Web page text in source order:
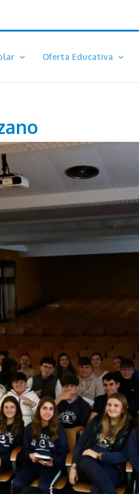
Oferta Educativa